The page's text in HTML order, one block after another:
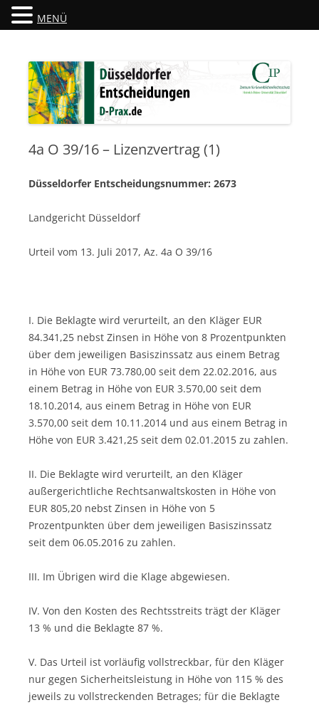
Düsseldorfer Entscheidungen
4a O 39/16 – Lizenzvertrag (1)
Düsseldorfer Entscheidungsnummer: 2673
Landgericht Düsseldorf
Urteil vom 13. Juli 2017, Az. 4a O 39/16
I. Die Beklagte wird verurteilt, an den Kläger EUR
84.341,25 nebst Zinsen in Höhe von 8 Prozentpunkten
über dem jeweiligen Basiszinssatz aus einem Betrag
in Höhe von EUR 73.780,00 seit dem 22.02.2016, aus
einem Betrag in Höhe von EUR 3.570,00 seit dem
18.10.2014, aus einem Betrag in Höhe von EUR
3.570,00 seit dem 10.11.2014 und aus einem Betrag in
Höhe von EUR 3.421,25 seit dem 02.01.2015 zu zahlen.
II. Die Beklagte wird verurteilt, an den Kläger
außergerichtliche Rechtsanwaltskosten in Höhe von
EUR 805,20 nebst Zinsen in Höhe von 5
Prozentpunkten über dem jeweiligen Basiszinssatz
seit dem 06.05.2016 zu zahlen.
III. Im Übrigen wird die Klage abgewiesen.
IV. Von den Kosten des Rechtsstreits trägt der Kläger
13 % und die Beklagte 87 %.
V. Das Urteil ist vorläufig vollstreckbar, für den Kläger
nur gegen Sicherheitsleistung in Höhe von 115 % des
jeweils zu vollstreckenden Betrages; für die Beklagte
MENÜ